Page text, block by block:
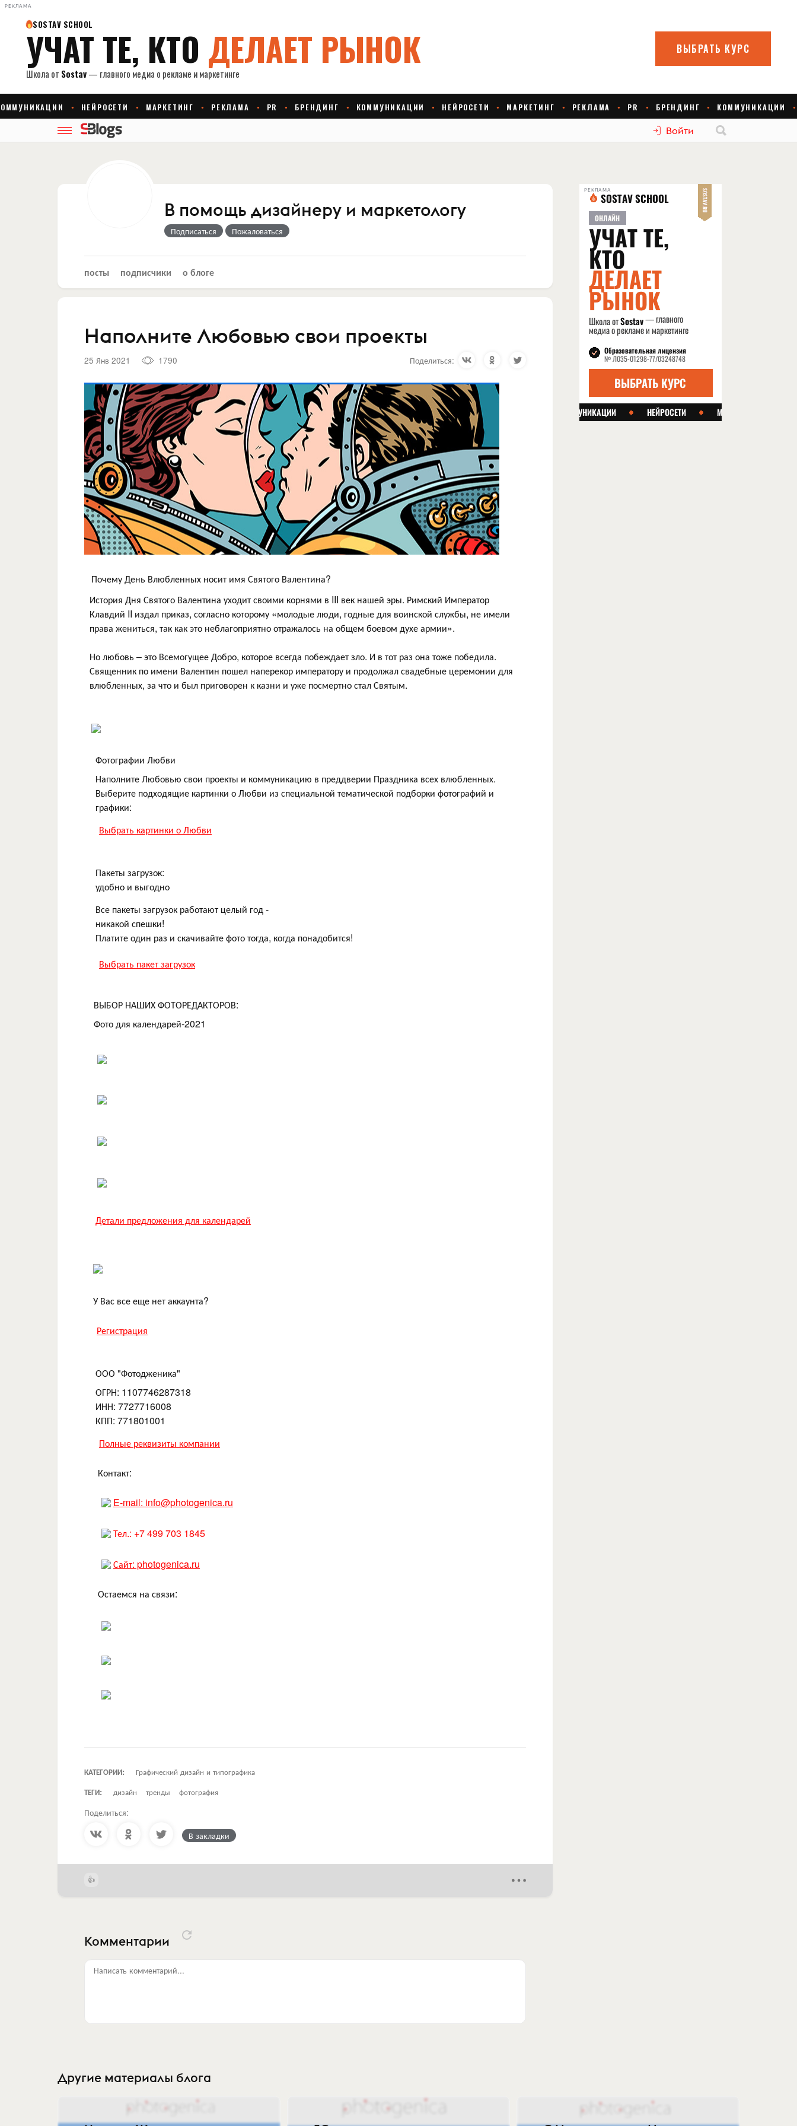
РЕКЛАМА
Войти
В помощь дизайнеру и маркетологу
Подписаться Пожаловаться
посты подписчики о блоге
Наполните Любовью свои проекты
25 Янв 2021 1790 Поделиться:
Почему День Влюбленных носит имя Святого Валентина?
История Дня Святого Валентина уходит своими корнями в III век нашей эры. Римский Император
Клавдий II издал приказ, согласно которому «молодые люди, годные для воинской службы, не имели
права жениться, так как это неблагоприятно отражалось на общем боевом духе армии».
Но любовь – это Всемогущее Добро, которое всегда побеждает зло. И в тот раз она тоже победила.
Священник по имени Валентин пошел наперекор императору и продолжал свадебные церемонии для
влюбленных, за что и был приговорен к казни и уже посмертно стал Святым.
Фотографии Любви
Наполните Любовью свои проекты и коммуникацию в преддверии Праздника всех влюбленных.
Выберите подходящие картинки о Любви из специальной тематической подборки фотографий и
графики:
Выбрать картинки о Любви
Пакеты загрузок:
удобно и выгодно
Все пакеты загрузок работают целый год -
никакой спешки!
Платите один раз и скачивайте фото тогда, когда понадобится!
Выбрать пакет загрузок
ВЫБОР НАШИХ ФОТОРЕДАКТОРОВ:
Фото для календарей-2021
Детали предложения для календарей
У Вас все еще нет аккаунта?
Регистрация
ООО "Фотодженика"
ОГРН: 1107746287318
ИНН: 7727716008
КПП: 771801001
Полные реквизиты компании
Контакт:
E-mail: info@photogenica.ru
Тел.: +7 499 703 1845
Сайт: photogenica.ru
Остаемся на связи:
КАТЕГОРИИ:
Графический дизайн и типографика
ТЕГИ:
дизайн тренды фотография
Поделиться:
В закладки
Комментарии
Написать комментарий...
РЕКЛАМА
Другие материалы блога